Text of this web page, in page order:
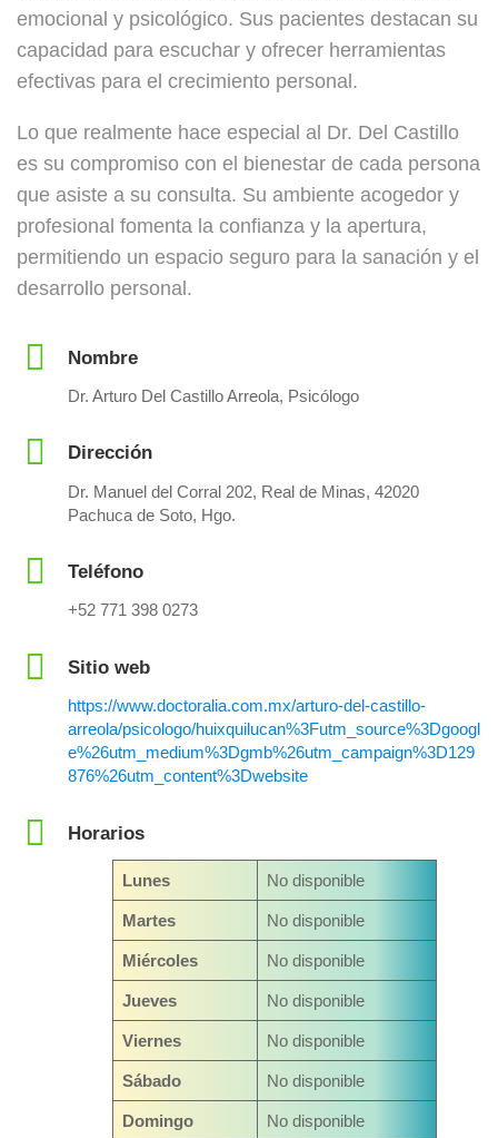
emocional y psicológico. Sus pacientes destacan su
capacidad para escuchar y ofrecer herramientas
efectivas para el crecimiento personal.
Lo que realmente hace especial al Dr. Del Castillo
es su compromiso con el bienestar de cada persona
que asiste a su consulta. Su ambiente acogedor y
profesional fomenta la confianza y la apertura,
permitiendo un espacio seguro para la sanación y el
desarrollo personal.
Nombre
Dr. Arturo Del Castillo Arreola, Psicólogo
Dirección
Dr. Manuel del Corral 202, Real de Minas, 42020
Pachuca de Soto, Hgo.
Teléfono
+52 771 398 0273
Sitio web
https://www.doctoralia.com.mx/arturo-del-castillo-
arreola/psicologo/huixquilucan%3Futm_source%3Dgoogl
e%26utm_medium%3Dgmb%26utm_campaign%3D129
876%26utm_content%3Dwebsite
Horarios
Lunes No disponible
Martes No disponible
Miércoles No disponible
Jueves No disponible
Viernes No disponible
Sábado No disponible
Domingo No disponible